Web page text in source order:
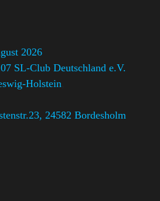
2026
SL-Club Deutschland e.V.
Holstein
24582 Bordesholm